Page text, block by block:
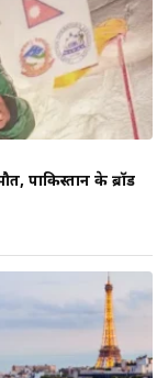
पाकिस्तान के ब्रॉड